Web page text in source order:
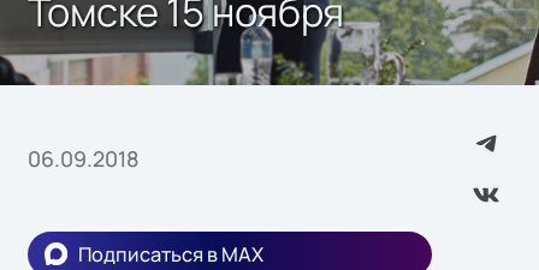
Томске 15 ноября
06.09.2018
Подписаться в MAX